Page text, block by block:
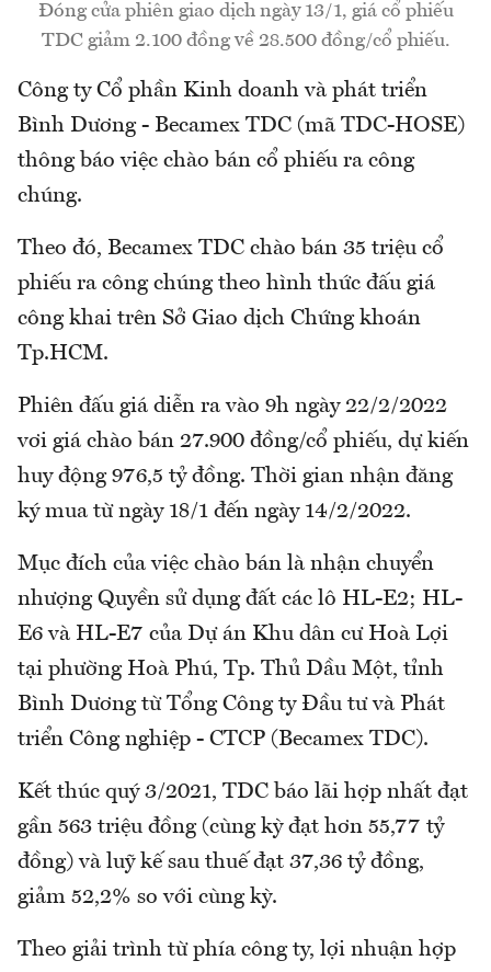
Đóng cửa phiên giao dịch ngày 13/1, giá cổ phiếu
TDC giảm 2.100 đồng về 28.500 đồng/cổ phiếu.
Công ty Cổ phần Kinh doanh và phát triển
Bình Dương - Becamex TDC (mã TDC-HOSE)
thông báo việc chào bán cổ phiếu ra công
chúng.
Theo đó, Becamex TDC chào bán 35 triệu cổ
phiếu ra công chúng theo hình thức đấu giá
công khai trên Sở Giao dịch Chứng khoán
Tp.HCM.
Phiên đấu giá diễn ra vào 9h ngày 22/2/2022
vơi giá chào bán 27.900 đồng/cổ phiếu, dự kiến
huy động 976,5 tỷ đồng. Thời gian nhận đăng
ký mua từ ngày 18/1 đến ngày 14/2/2022.
Mục đích của việc chào bán là nhận chuyển
nhượng Quyền sử dụng đất các lô HL-E2; HL-
E6 và HL-E7 của Dự án Khu dân cư Hoà Lợi
tại phường Hoà Phú, Tp. Thủ Dầu Một, tỉnh
Bình Dương từ Tổng Công ty Đầu tư và Phát
triển Công nghiệp - CTCP (Becamex TDC).
Kết thúc quý 3/2021, TDC báo lãi hợp nhất đạt
gần 563 triệu đồng (cùng kỳ đạt hơn 55,77 tỷ
đồng) và luỹ kế sau thuế đạt 37,36 tỷ đồng,
giảm 52,2% so với cùng kỳ.
Theo giải trình từ phía công ty, lợi nhuận hợp